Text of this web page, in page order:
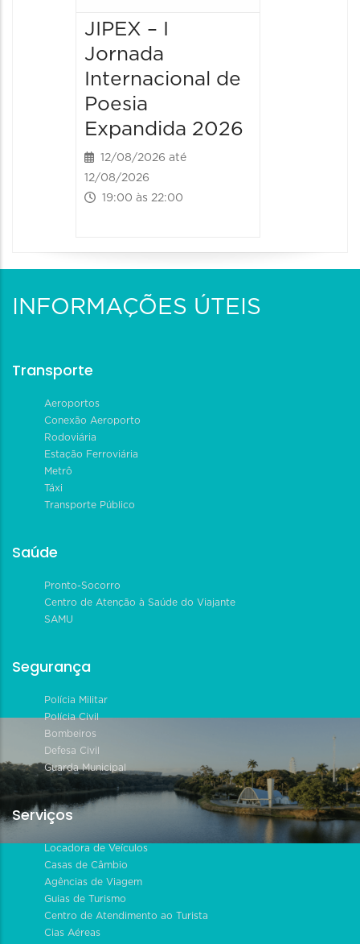
JIPEX – I
Jornada
Internacional de
Poesia
Expandida 2026
12/08/2026 até
12/08/2026
19:00 às 22:00
INFORMAÇÕES ÚTEIS
Transporte
Aeroportos
Conexão Aeroporto
Rodoviária
Estação Ferroviária
Metrô
Táxi
Transporte Público
Saúde
Pronto-Socorro
Centro de Atenção à Saúde do Viajante
SAMU
Segurança
Polícia Militar
Polícia Civil
Bombeiros
Defesa Civil
Guarda Municipal
Serviços
Locadora de Veículos
Casas de Câmbio
Agências de Viagem
Guias de Turismo
Centro de Atendimento ao Turista
Cias Aéreas